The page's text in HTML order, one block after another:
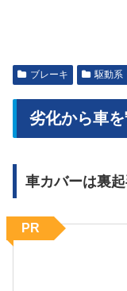
ブレーキ 駆動系
劣化から車
車カバーは裏
PR